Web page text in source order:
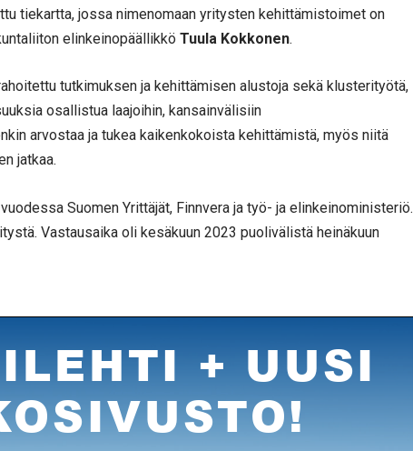
tiekartta, jossa nimenomaan yritysten kehittämistoimet on
elinkeinopäällikkö Tuula Kokkonen.
tutkimuksen ja kehittämisen alustoja sekä klusterityötä,
osallistua laajoihin, kansainvälisiin
arvostaa ja tukea kaikenkokoista kehittämistä, myös niitä
jatkaa.
Suomen Yrittäjät, Finnvera ja työ- ja elinkeinoministeriö.
Vastausaika oli kesäkuun 2023 puolivälistä heinäkuun